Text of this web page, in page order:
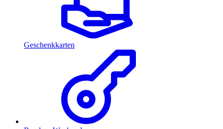
Geschenkkarten